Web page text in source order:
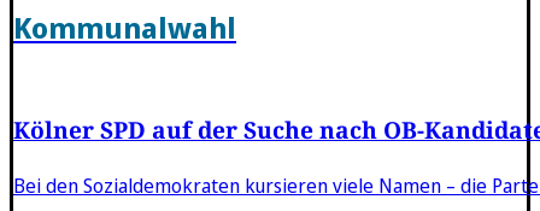
Kommunalwahl
Kölner SPD auf der Suche nach OB-
Bei den Sozialdemokraten kursieren viele Namen – die